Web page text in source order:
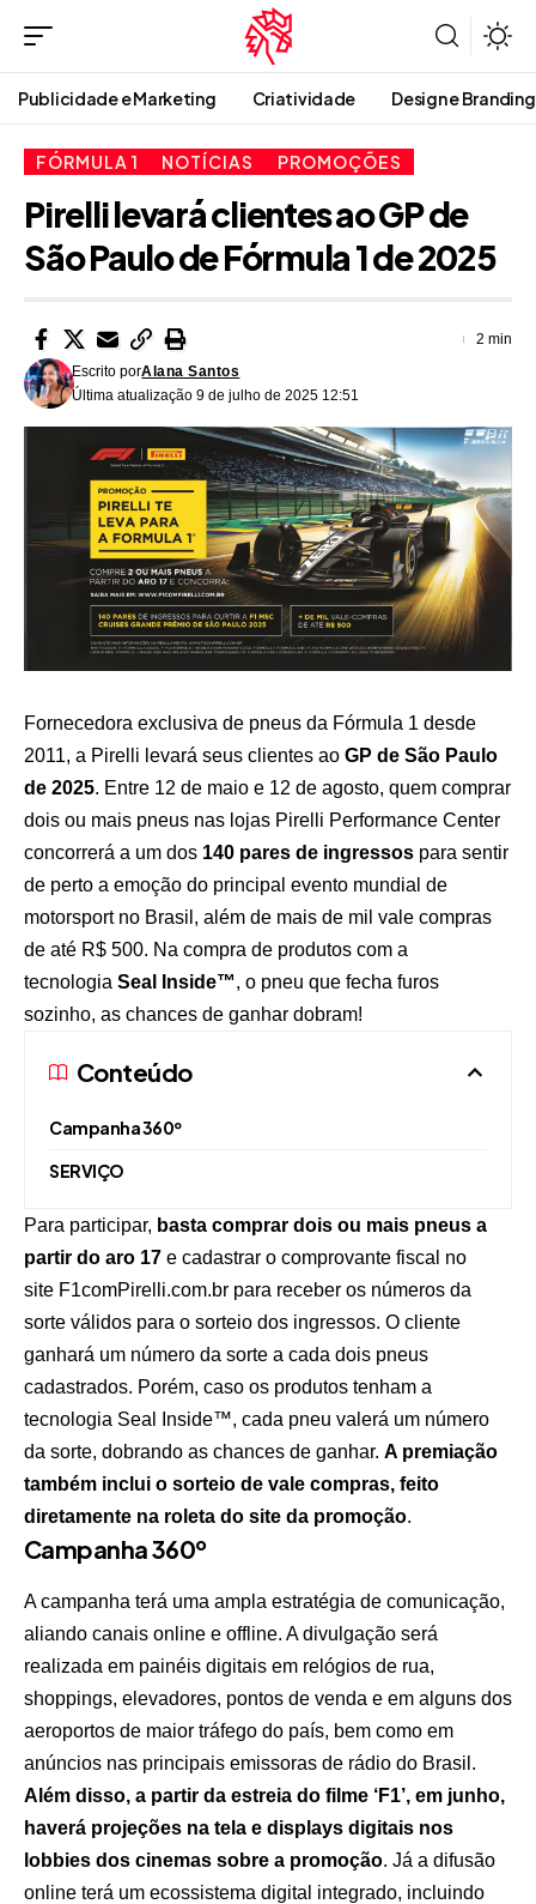
Publicidade e Marketing Criatividade Design e Branding
FÓRMULA 1 NOTÍCIAS PROMOÇÕES
Pirelli levará clientes ao GP de
São Paulo de Fórmula 1 de 2025
Última atualização 9 de julho de 2025 12:51
Escrito porAlana Santos
2 min
Fornecedora exclusiva de pneus da Fórmula 1 desde
2011, a Pirelli levará seus clientes ao GP de São Paulo
de 2025. Entre 12 de maio e 12 de agosto, quem comprar
dois ou mais pneus nas lojas Pirelli Performance Center
concorrerá a um dos 140 pares de ingressos para sentir
de perto a emoção do principal evento mundial de
motorsport no Brasil, além de mais de mil vale compras
de até R$ 500. Na compra de produtos com a
tecnologia Seal Inside™, o pneu que fecha furos
sozinho, as chances de ganhar dobram!
Conteúdo
Campanha 360º
SERVIÇO
Para participar, basta comprar dois ou mais pneus a
partir do aro 17 e cadastrar o comprovante fiscal no
site F1comPirelli.com.br para receber os números da
sorte válidos para o sorteio dos ingressos. O cliente
ganhará um número da sorte a cada dois pneus
cadastrados. Porém, caso os produtos tenham a
tecnologia Seal Inside™, cada pneu valerá um número
da sorte, dobrando as chances de ganhar. A premiação
também inclui o sorteio de vale compras, feito
diretamente na roleta do site da promoção.
Campanha 360º
A campanha terá uma ampla estratégia de comunicação,
aliando canais online e offline. A divulgação será
realizada em painéis digitais em relógios de rua,
shoppings, elevadores, pontos de venda e em alguns dos
aeroportos de maior tráfego do país, bem como em
anúncios nas principais emissoras de rádio do Brasil.
Além disso, a partir da estreia do filme ‘F1’, em junho,
haverá projeções na tela e displays digitais nos
lobbies dos cinemas sobre a promoção. Já a difusão
online terá um ecossistema digital integrado, incluindo